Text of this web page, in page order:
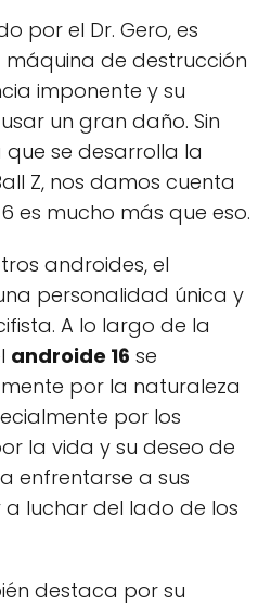
por el Dr. Gero, es
de destrucción
imponente y su
un gran daño. Sin
se desarrolla la
Z, nos damos cuenta
es mucho más que eso.
androides, el
personalidad única y
A lo largo de la
androide 16 se
por la naturaleza
por los
la vida y su deseo de
enfrentarse a sus
luchar del lado de los
destaca por su